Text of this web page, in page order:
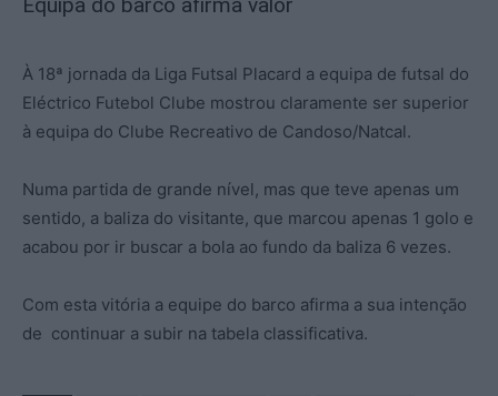
À 18ª jornada da Liga Futsal Placard a equipa de futsal do
Eléctrico Futebol Clube mostrou claramente ser superior
à equipa do Clube Recreativo de Candoso/Natcal.
Numa partida de grande nível, mas que teve apenas um
sentido, a baliza do visitante, que marcou apenas 1 golo e
acabou por ir buscar a bola ao fundo da baliza 6 vezes.
Com esta vitória a equipe do barco afirma a sua intenção
de continuar a subir na tabela classificativa.